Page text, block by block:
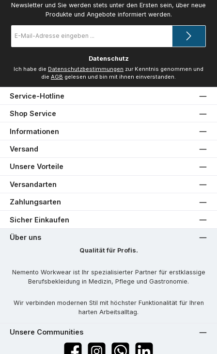
Newsletter und Sie werden stets unter den Ersten sein, über neue
Produkte und Angebote informiert werden.
Mail-
Datenschutz
Ich habe die Datenschutzbestimmungen zur Kenntnis genommen und
die AGB gelesen und bin mit ihnen einverstanden.
Service-Hotline
Shop Service
Informationen
Versand
Unsere Vorteile
Versandarten
Zahlungsarten
Sicher Einkaufen
Über uns
Qualität für Profis.
Nemento Workwear ist Ihr spezialisierter Partner für erstklassige
Berufsbekleidung in Medizin, Pflege und Gastronomie.
Wir verbinden modernen Stil mit höchster Funktionalität für Ihren
harten Arbeitsalltag.
Unsere Communities